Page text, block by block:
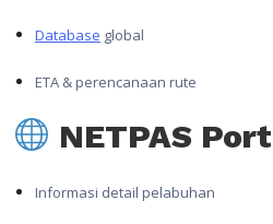
Database global
ETA & perencanaan rute
NETPAS Port
Informasi detail pelabuhan